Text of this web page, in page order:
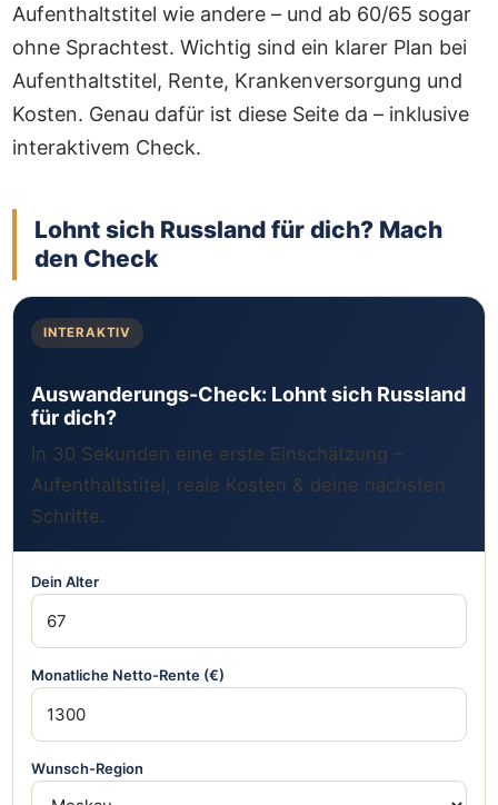
Aufenthaltstitel wie andere – und ab 60/65 sogar
ohne Sprachtest. Wichtig sind ein klarer Plan bei
Aufenthaltstitel, Rente, Krankenversorgung und
Kosten. Genau dafür ist diese Seite da – inklusive
interaktivem Check.
Lohnt sich Russland für dich? Mach
den Check
INTERAKTIV
Auswanderungs-Check: Lohnt sich Russland
für dich?
In 30 Sekunden eine erste Einschätzung –
Aufenthaltstitel, reale Kosten & deine nächsten
Schritte.
Dein Alter
Monatliche Netto-Rente (€)
Wunsch-Region